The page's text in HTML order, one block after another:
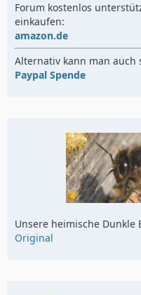
Forum kostenlos
einkaufen:
amazon.de
Alternativ kann man auch
Paypal Spende
Unsere heimische Dunkle
Original